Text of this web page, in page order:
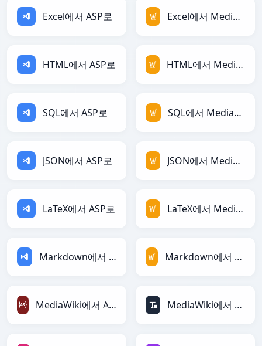
Excel에서 ASP로 Excel에서 MediaWiki로
HTML에서 ASP로 HTML에서 MediaWiki로
SQL에서 ASP로 SQL에서 MediaWiki로
JSON에서 ASP로 JSON에서 MediaWiki로
LaTeX에서 ASP로 LaTeX에서 MediaWiki로
Markdown에서 ASP로 Markdown에서 MediaWiki로
MediaWiki에서 ActionScript로 MediaWiki에서 ASCII로